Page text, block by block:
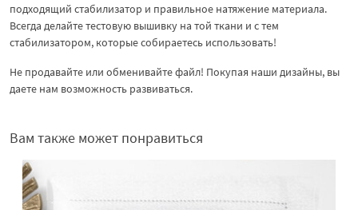
подходящий стабилизатор и правильное натяжение материала.
Всегда делайте тестовую вышивку на той ткани и с тем
стабилизатором, которые собираетесь использовать!
Не продавайте или обменивайте файл! Покупая наши дизайны, вы
даете нам возможность развиваться.
Вам также может понравиться